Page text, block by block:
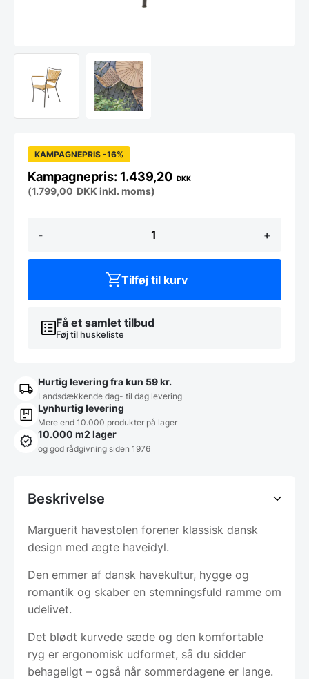
-
Havestol
ANTRACITGRÅ
+
KAMPAGNEPRIS -16%
1.439,20 DKK
(1.799,00 DKK inkl. moms)
Få et samlet tilbud
Føj til huskeliste
Tilføj til kurv
Hurtig levering fra kun 59 kr.
Landsdækkende dag- til dag levering
Lynhurtig levering
Mere end 10.000 produkter på lager
10.000 m2 lager
og god rådgivning siden 1976
Beskrivelse
Marguerit havestolen forener klassisk dansk
design med ægte haveidyl.
Den emmer af dansk havekultur, hygge og
romantik og skaber en stemningsfuld ramme om
udelivet.
Det blødt kurvede sæde og den komfortable
ryg er ergonomisk udformet, så du sidder
behageligt – også når sommerdagene er lange.